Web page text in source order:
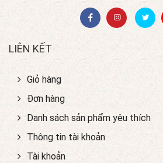
LIÊN KẾT
Giỏ hàng
Đơn hàng
Danh sách sản phẩm yêu thích
Thông tin tài khoản
Tài khoản